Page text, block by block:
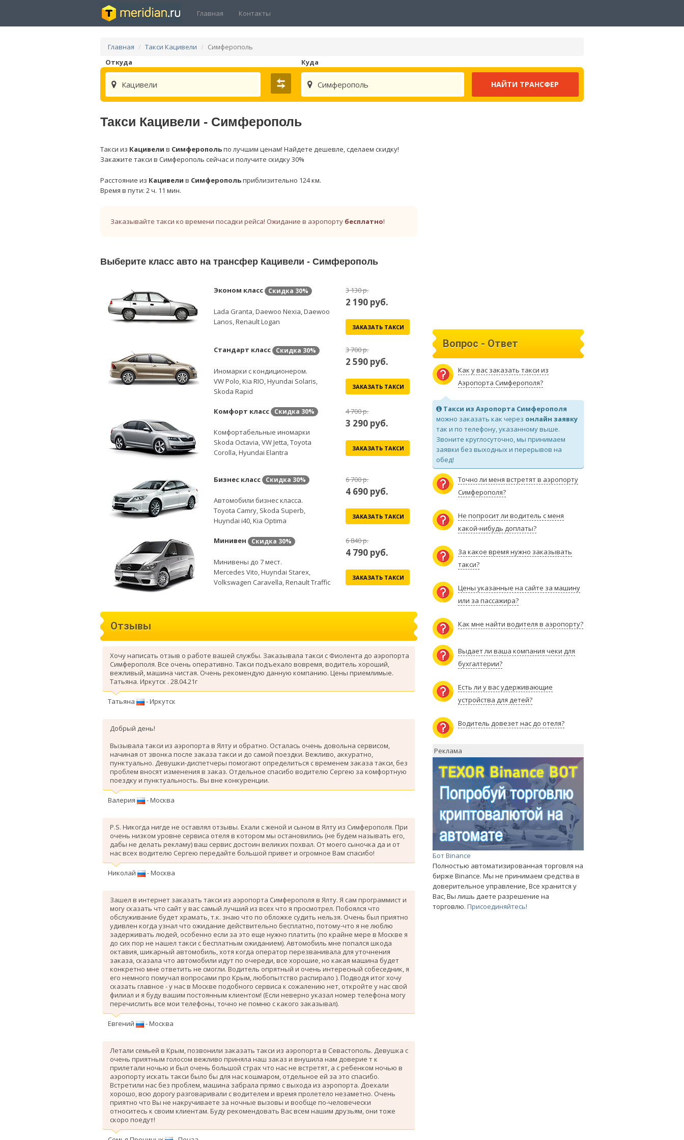
Главная Контакты
Главная Такси Кацивели
Симферополь
Откуда
Кацивели
Куда
Симферополь
Такси Кацивели - Симферополь
Такси из Кацивели в Симферопольпо лучшим ценам! Найдете дешевле, сделаем скидку!
Закажите такси в Симферополь сейчас и получите скидку 30%
Расстояние из Кацивели в Симферопольприблизительно 124 км.
Время в пути: 2 ч. 11 мин.
Заказывайте такси ко времени посадки рейса! Ожидание в аэропорту бесплатно!
Выберите класс авто на трансфер Кацивели - Симферополь
Эконом класс Скидка 30%
Lada Granta, Daewoo Nexia, Daewoo
Lanos, Renault Logan
3 130 р.
2 190 руб.
ЗАКАЗАТЬ ТАКСИ
Стандарт класс Скидка 30%
Иномарки с кондиционером.
VW Polo, Kia RIO, Hyundai Solaris,
Skoda Rapid
3 700 р.
2 590 руб.
ЗАКАЗАТЬ ТАКСИ
Комфорт класс Скидка 30%
Комфортабельные иномарки
Skoda Octavia, VW Jetta, Toyota
Corolla, Hyundai Elantra
4 700 р.
3 290 руб.
ЗАКАЗАТЬ ТАКСИ
Бизнес класс Скидка 30%
Автомобили бизнес класса.
Toyota Camry, Skoda Superb,
Huyndai i40, Kia Optima
6 700 р.
4 690 руб.
ЗАКАЗАТЬ ТАКСИ
Минивен Скидка 30%
Минивены до 7 мест.
Mercedes Vito, Huyndai Starex,
Volkswagen Caravella, Renault Traffic
6 840 р.
4 790 руб.
ЗАКАЗАТЬ ТАКСИ
Отзывы
Хочу написать отзыв о работе вашей службы. Заказывала такси с Фиолента до аэропорта
Симферополя. Все очень оперативно. Такси подъехало вовремя, водитель хороший,
вежливый, машина чистая. Очень рекомендую данную компанию. Цены приемлимые.
Татьяна. Иркутск . 28.04.21г
Татьяна - Иркутск
Добрый день!
Вызывала такси из аэропорта в Ялту и обратно. Осталась очень довольна сервисом,
начиная от звонка после заказа такси и до самой поездки. Вежливо, аккуратно,
пунктуально. Девушки-диспетчеры помогают определиться с временем заказа такси, без
проблем вносят изменения в заказ. Отдельное спасибо водителю Сергею за комфортную
поездку и пунктуальность. Вы вне конкуренции.
Валерия - Москва
P.S. Никогда нигде не оставлял отзывы. Ехали с женой и сыном в Ялту из Симферополя. При
очень низком уровне сервиса отеля в котором мы остановились (не будем называть его,
дабы не делать рекламу) ваш сервис достоин великих похвал. От моего сыночка да и от
нас всех водителю Сергею передайте большой привет и огромное Вам спасибо!
Николай - Москва
Зашел в интернет заказать такси из аэропорта Симферополя в Ялту. Я сам программист и
могу сказать что сайт у вас самый лучший из всех что я просмотрел. Побоялся что
обслуживание будет храмать, т.к. знаю что по обложке судить нельзя. Очень был приятно
удивлен когда узнал что ожидание действительно бесплатно, потому-что я не люблю
задерживать людей, особенно если за это еще нужно платить (по крайне мере в Москве я
до сих пор не нашел такси с бесплатным ожиданием). Автомобиль мне попался шкода
октавия, шикарный автомобиль, хотя когда оператор перезванивала для уточнения
заказа, сказала что автомобили идут по очереди, все хорошие, но какая машина будет
конкретно мне ответить не смогли. Водитель опрятный и очень интересный собеседник, я
его немного помучал вопросами про Крым, любопытство распирало ). Подводя итог хочу
сказать главное - у нас в Москве подобного сервиса к сожалению нет, откройте у нас свой
филиал и я буду вашим постоянным клиентом! (Если неверно указал номер телефона могу
перечислить все мои телефоны, точно не помню с какого заказывал).
Евгений - Москва
Летали семьей в Крым, позвонили заказать такси из аэропорта в Севастополь. Девушка с
очень приятным голосом вежливо приняла наш заказ и внушила нам доверие т к
прилетали ночью и был очень большой страх что нас не встретят, а с ребенком ночью в
аэропорту искать такси было бы для нас кошмаром, отдельное ей за это спасибо.
Вcтретили нас без проблем, машина забрала прямо с выхода из аэропорта. Доехали
хорошо, всю дорогу разговаривали с водителем и время пролетело незаметно. Очень
приятно что Вы не накручиваете за ночные вызовы и вообще по-человечески
относитесь к своим клиентам. Буду рекомендовать Вас всем нашим друзьям, они тоже
скоро поедут!
Вопрос - Ответ
Как у вас заказать такси из
Аэропорта Симферополя?
Такси из Аэропорта Симферополя
можно заказать как через онлайн заявку
так и по телефону, указанному выше.
Звоните круглосуточно, мы принимаем
заявки без выходных и перерывов на
обед!
Точно ли меня встретят в аэропорту
Симферополя?
Не попросит ли водитель с меня
какой-нибудь доплаты?
За какое время нужно заказывать
такси?
Цены указанные на сайте за машину
или за пассажира?
Как мне найти водителя в аэропорту?
Выдает ли ваша компания чеки для
бухгалтерии?
Есть ли у вас удерживающие
устройства для детей?
Водитель довезет нас до отеля?
Реклама
Бот Binance
Полностью автоматизированная торговля на
бирже Binance. Мы не принимаем средства в
доверительное управление, Все хранится у
Вас, Вы лишь даете разрешение на
торговлю.Присоединяйтесь!